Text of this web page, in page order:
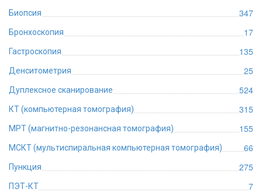
Биопсия 347
Бронхоскопия 17
Гастроскопия 135
Денситометрия 25
Дуплексное сканирование 524
КТ (компьютерная томография) 315
МРТ (магнитно-резонансная томография) 155
МСКТ (мультиспиральная компьютерная томография) 66
Пункция 275
ПЭТ-КТ 7